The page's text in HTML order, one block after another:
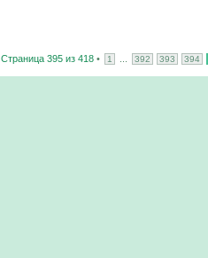
Страница 395 из 418 • 1 392 393 394